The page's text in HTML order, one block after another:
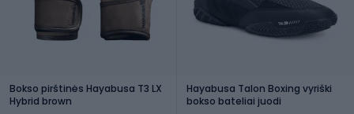
Bokso pirštinės Hayabusa T3 LX
Hybrid brown
Hayabusa Talon Boxing vyriški
bokso bateliai juodi